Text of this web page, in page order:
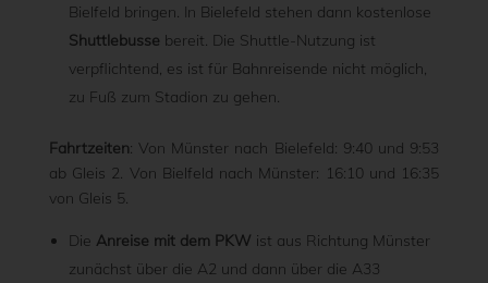
Bielfeld bringen. In Bielefeld stehen dann kostenlose
Shuttlebusse bereit. Die Shuttle-Nutzung ist
verpflichtend, es ist für Bahnreisende nicht möglich,
zu Fuß zum Stadion zu gehen.
Fahrtzeiten: Von Münster nach Bielefeld: 9:40 und 9:53
ab Gleis 2. Von Bielfeld nach Münster: 16:10 und 16:35
von Gleis 5.
Die Anreise mit dem PKW ist aus Richtung Münster
zunächst über die A2 und dann über die A33